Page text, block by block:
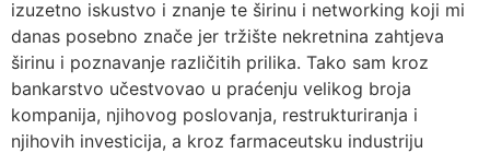
izuzetno iskustvo i znanje te širinu i networking koji mi
danas posebno znače jer tržište nekretnina zahtjeva
širinu i poznavanje različitih prilika. Tako sam kroz
bankarstvo učestvovao u praćenju velikog broja
kompanija, njihovog poslovanja, restrukturiranja i
njihovih investicija, a kroz farmaceutsku industriju